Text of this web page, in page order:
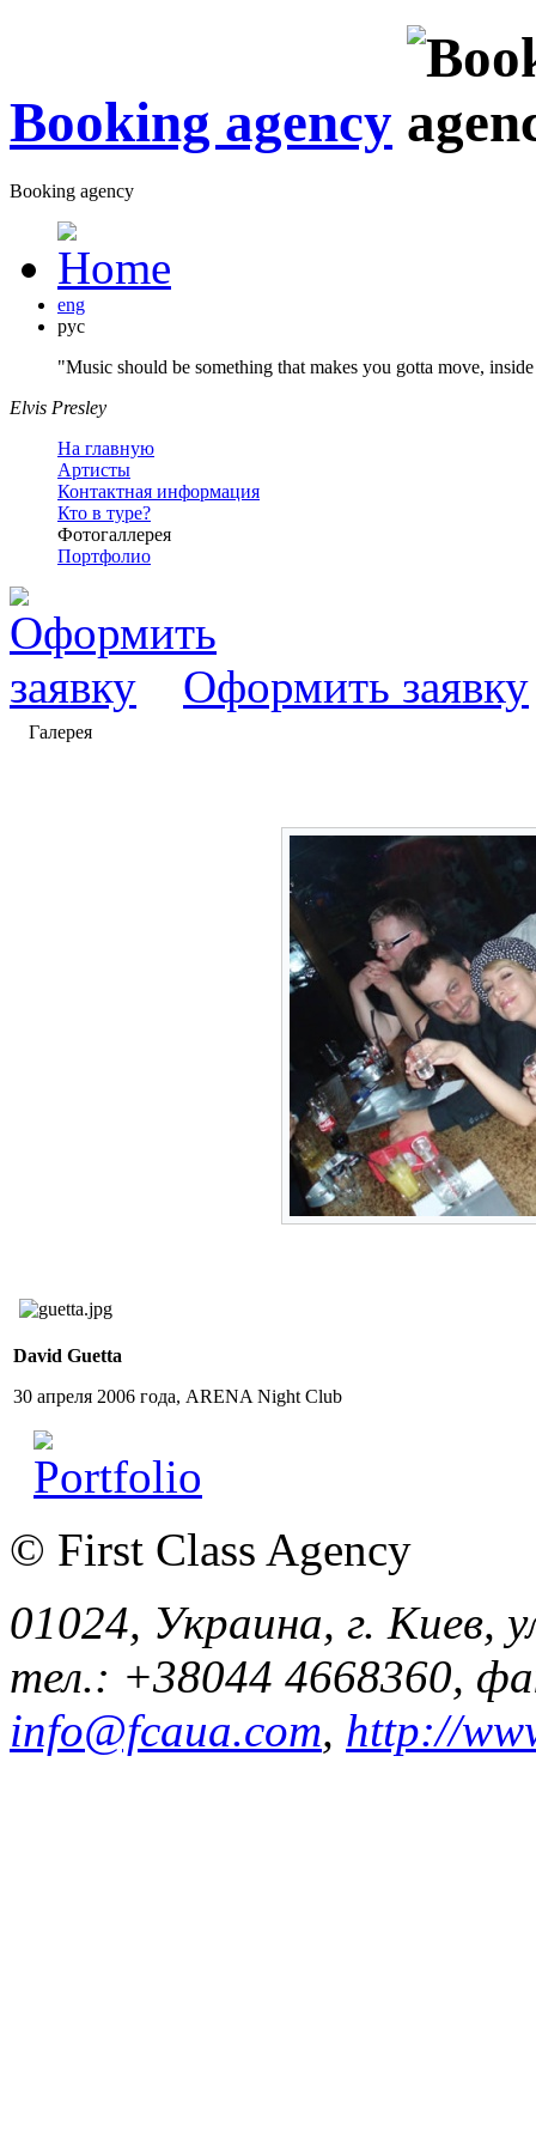
Booking agency
Booking agency
eng
рус
"Music should be something that makes you gotta move,
Elvis Presley
На главную
Артисты
Контактная информация
Кто в туре?
Фотогаллерея
Портфолио
Оформить заявку
Галерея
David Guetta
30 апреля 2006 года, ARENA Night Club
© First Class Agency
01024, Украина, г. Киев,
тел.: +38044 4668360,
info@fcaua.com, http://